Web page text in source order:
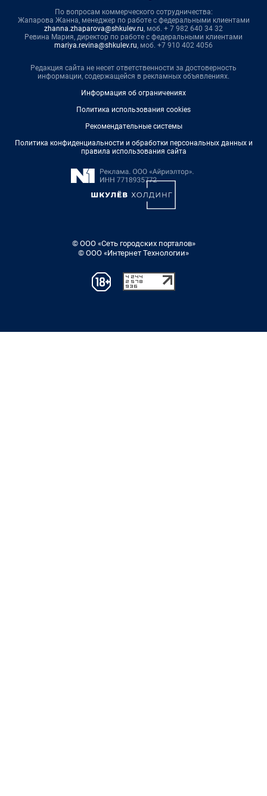
По вопросам коммерческого сотрудничества:
Жапарова Жанна, менеджер по работе с федеральными клиентами
zhanna.zhaparova@shkulev.ru, моб. + 7 982 640 34 32
Ревина Мария, директор по работе с федеральными клиентами
mariya.revina@shkulev.ru, моб. +7 910 402 4056
Редакция сайта не несет ответственности за достоверность
информации, содержащейся в рекламных объявлениях.
Информация об ограничениях
Политика использования cookies
Рекомендательные системы
Политика конфиденциальности и обработки персональных данных и
правила использования сайта
© ООО «Сеть городских порталов»
© ООО «Интернет Технологии»